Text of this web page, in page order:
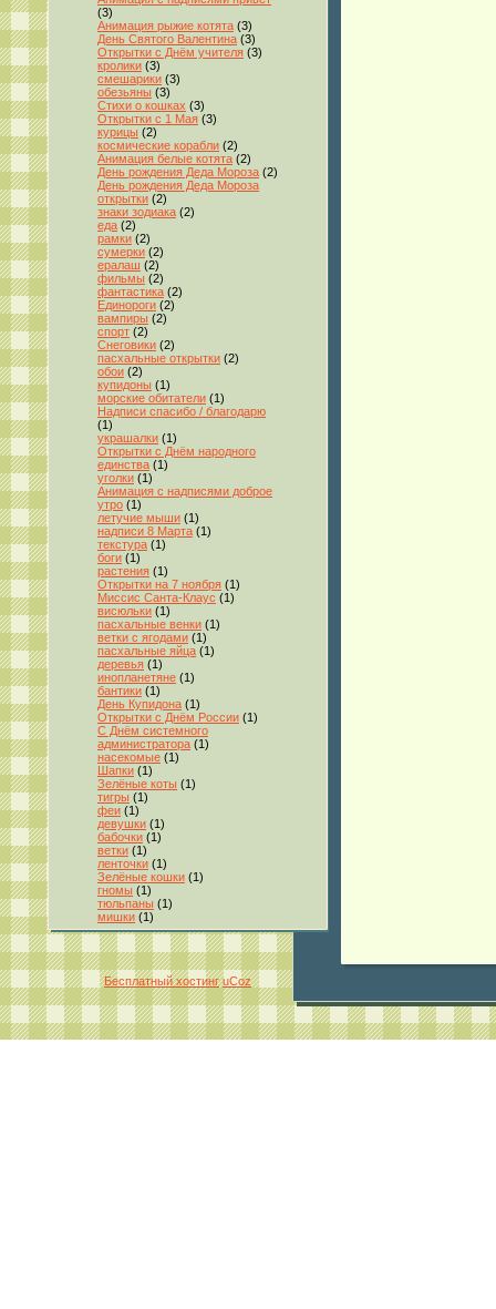
(3)
Анимация рыжие котята (3)
День Святого Валентина (3)
Открытки с Днём учителя (3)
кролики (3)
смешарики (3)
обезьяны (3)
Стихи о кошках (3)
Открытки с 1 Мая (3)
курицы (2)
космические корабли (2)
Анимация белые котята (2)
День рождения Деда Мороза (2)
День рождения Деда Мороза
открытки (2)
знаки зодиака (2)
еда (2)
рамки (2)
сумерки (2)
ералаш (2)
фильмы (2)
фантастика (2)
Единороги (2)
вампиры (2)
спорт (2)
Снеговики (2)
пасхальные открытки (2)
обои (2)
купидоны (1)
морские обитатели (1)
Надписи спасибо / благодарю
(1)
украшалки (1)
Открытки с Днём народного
единства (1)
уголки (1)
Анимация с надписями доброе
утро (1)
летучие мыши (1)
надписи 8 Марта (1)
текстура (1)
боги (1)
растения (1)
Открытки на 7 ноября (1)
Миссис Санта-Клаус (1)
висюльки (1)
пасхальные венки (1)
ветки с ягодами (1)
пасхальные яйца (1)
деревья (1)
инопланетяне (1)
бантики (1)
День Купидона (1)
Открытки с Днём России (1)
С Днём системного
администратора (1)
насекомые (1)
Шапки (1)
Зелёные коты (1)
тигры (1)
феи (1)
девушки (1)
бабочки (1)
ветки (1)
ленточки (1)
Зелёные кошки (1)
гномы (1)
тюльпаны (1)
мишки (1)
Бесплатный хостинг uCoz